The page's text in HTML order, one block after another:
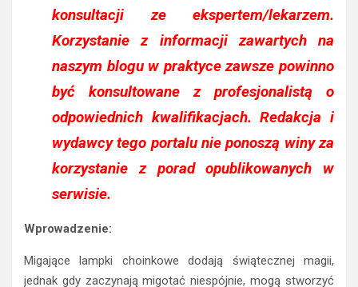
konsultacji ze ekspertem/lekarzem.
Korzystanie z informacji zawartych na
naszym blogu w praktyce zawsze powinno
być konsultowane z profesjonalistą o
odpowiednich kwalifikacjach. Redakcja i
wydawcy tego portalu nie ponoszą winy za
korzystanie z porad opublikowanych w
serwisie.
Wprowadzenie:
Migające lampki choinkowe dodają świątecznej magii,
jednak gdy zaczynają migotać niespójnie, mogą stworzyć